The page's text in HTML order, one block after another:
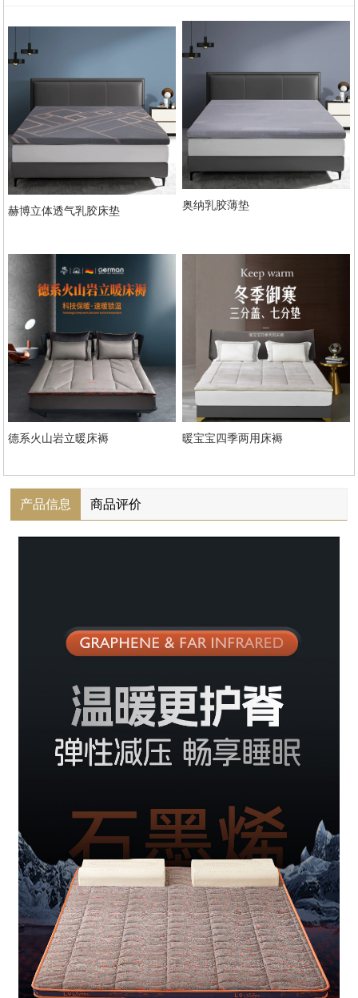
赫博立体透气乳胶床垫 奥纳乳胶薄垫
德系火山岩立暖床褥 暖宝宝四季两用床褥
产品信息 商品评价